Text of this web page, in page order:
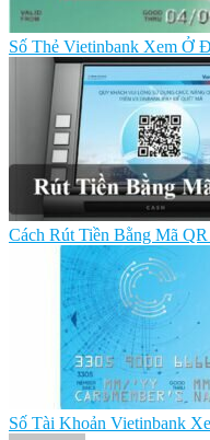
Số Thẻ Vietinbank Xem Ở
Cách Rút Tiền Bằng Mã
Số Tài Khoản Vietinbank